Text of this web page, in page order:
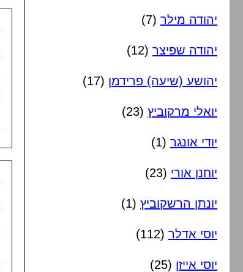
יהודה מילר (7)
יהודה שפיצר (12)
יהושע (שיעה) פרידמן (17)
יואלי מרקוביץ (23)
יודי אונגר (1)
יוחנן אורי (23)
יונתן הרשקוביץ (1)
יוסי אדלר (112)
יוסי אייזן (25)